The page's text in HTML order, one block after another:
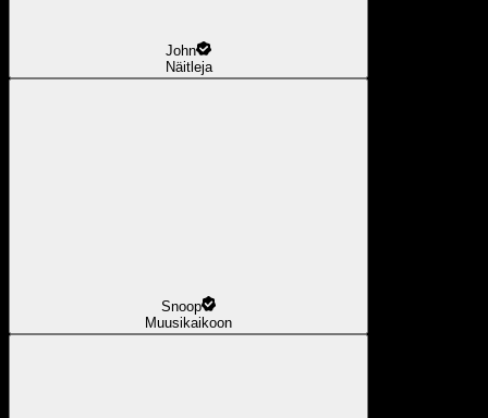
John
Näitleja
Snoop
Muusikaikoon